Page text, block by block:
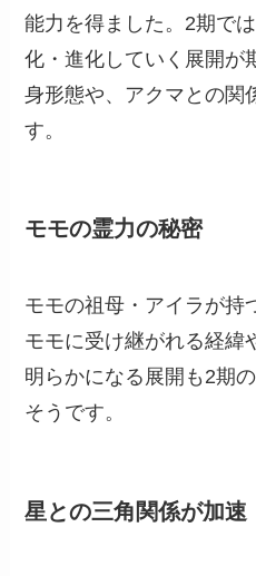
能力を得ました。2期で
化・進化していく展開が
身形態や、アクマとの関
す。
モモの霊力の秘密
モモの祖母・アイラが持
モモに受け継がれる経緯
明らかになる展開も2期
そうです。
星との三角関係が加速